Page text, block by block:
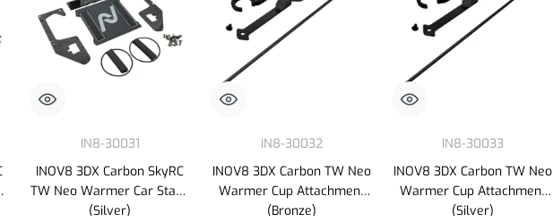
IN8-30031
INOV8 3DX Carbon SkyRC
TW Neo Warmer Car Stand
(Silver)
IN8-30032
INOV8 3DX Carbon TW Neo
Warmer Cup Attachment
(Bronze)
IN8-30033
INOV8 3DX Carbon TW Neo
Warmer Cup Attachment
(Silver)